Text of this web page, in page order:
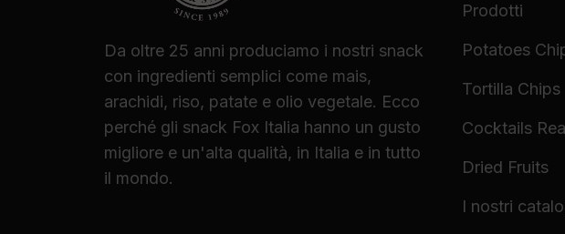
Da oltre 25 anni produciamo i nostri snack
con ingredienti semplici come mais,
arachidi, riso, patate e olio vegetale. Ecco
perché gli snack Fox Italia hanno un gusto
migliore e un'alta qualità, in Italia e in tutto
il mondo.
Prodotti
Potatoes
Tortilla Chips
Cocktails
Dried Fruits
I nostri